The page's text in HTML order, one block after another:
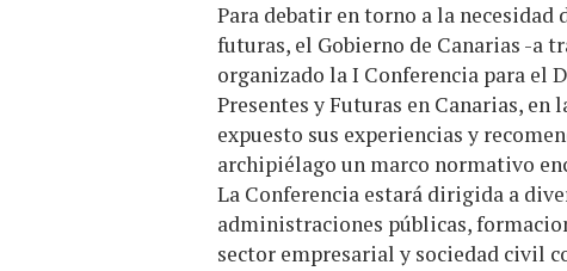
Para debatir en torno a la necesidad
futuras, el Gobierno de Canarias -a
organizado la I Conferencia para el
Presentes y Futuras en Canarias,
expuesto sus experiencias y
archipiélago un marco normativo
La Conferencia estará dirigida a
administraciones públicas,
sector empresarial y sociedad civil